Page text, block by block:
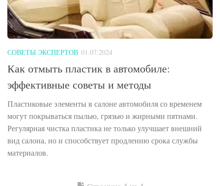
СОВЕТЫ ЭКСПЕРТОВ 01.07.2024
Как отмыть пластик в автомобиле:
эффективные советы и методы
Пластиковые элементы в салоне автомобиля со временем
могут покрываться пылью, грязью и жирными пятнами.
Регулярная чистка пластика не только улучшает внешний
вид салона, но и способствует продлению срока службы
материалов.